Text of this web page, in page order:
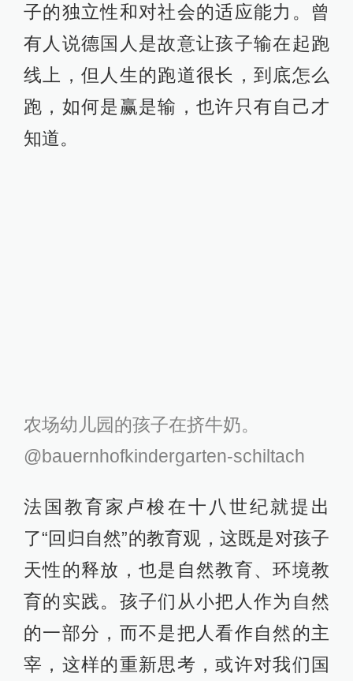
法国教育家卢梭在十八世纪就提出
了“回归自然”的教育观，这既是对孩子
天性的释放，也是自然教育、环境教
育的实践。孩子们从小把人作为自然
的一部分，而不是把人看作自然的主
体的回归，也是心灵的回归。知识再
多，不知道目的，也是枉然。就算孩
死一只活生生的昆虫，那么学到的知
识就没有真正发挥作用。
校对：栾梦 125